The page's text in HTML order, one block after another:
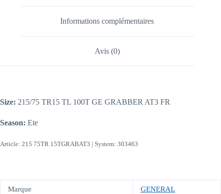
Informations complémentaires
Avis (0)
Size: 215/75 TR15 TL 100T GE GRABBER AT3 FR
Season: Ete
Article: 215 75TR 15TGRABAT3 | System: 303463
Marque GENERAL